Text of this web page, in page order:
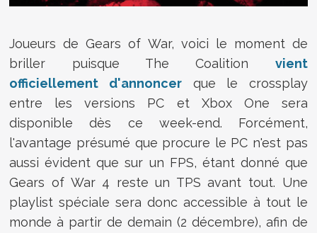
Joueurs de Gears of War, voici le moment de
briller puisque The Coalition vient
officiellement d'annoncerque le crossplay
entre les versions PC et Xbox One sera
disponible dès ce week-end. Forcément,
l'avantage présumé que procure le PC n'est pas
aussi évident que sur un FPS, étant donné que
Gears of War 4 reste un TPS avant tout. Une
playlist spéciale sera donc accessible à tout le
monde à partir de demain (2 décembre), afin de